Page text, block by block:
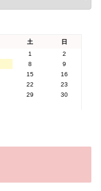
土
日
1
2
8
9
15
16
22
23
29
30